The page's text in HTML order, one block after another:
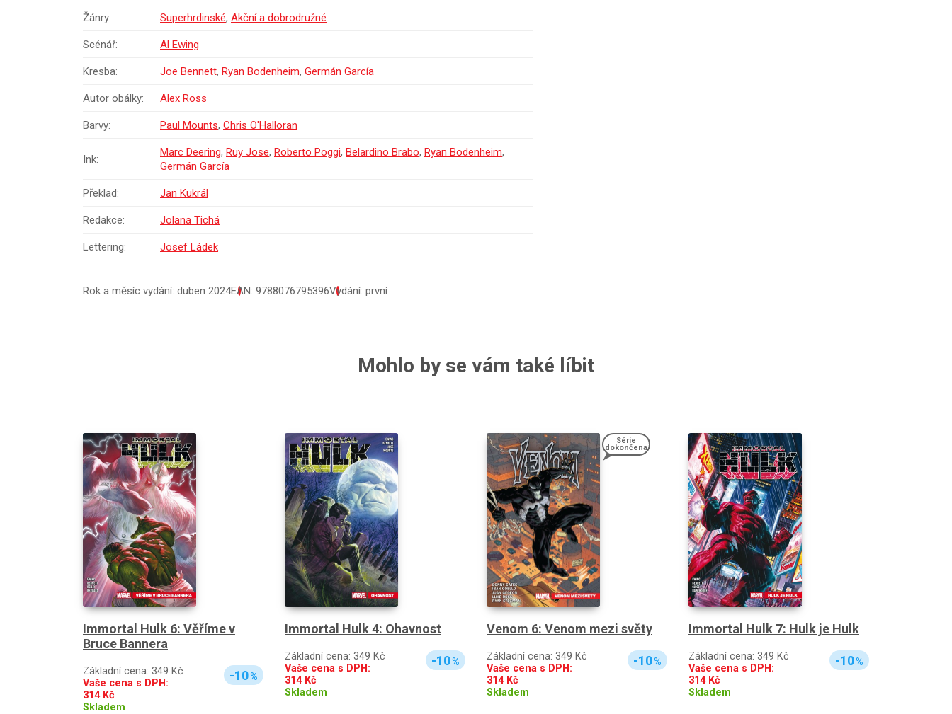
Žánry: Superhrdinské, Akční a dobrodružné
Scénář: Al Ewing
Kresba: Joe Bennett, Ryan Bodenheim, Germán García
Autor obálky: Alex Ross
Barvy: Paul Mounts, Chris O'Halloran
Ink:
Marc Deering, Ruy Jose, Roberto Poggi, Belardino Brabo, Ryan Bodenheim,
Germán García
Překlad: Jan Kukrál
Redakce: Jolana Tichá
Lettering: Josef Ládek
Rok a měsíc vydání: duben 2024EAN: 9788076795396Vydání: první
Mohlo by se vám také líbit
Immortal Hulk 6: Věříme v
Bruce Bannera
Základní cena: 349 Kč
Vaše cena s DPH:
314Kč
Skladem
-10%
Immortal Hulk 4: Ohavnost
Základní cena: 349 Kč
Vaše cena s DPH:
314Kč
Skladem
-10%
Série
dokončena
Venom 6: Venom mezi světy
Základní cena: 349 Kč
Vaše cena s DPH:
314Kč
Skladem
-10%
Immortal Hulk 7: Hulk je Hulk
Základní cena: 349 Kč
Vaše cena s DPH:
314Kč
Skladem
-10%